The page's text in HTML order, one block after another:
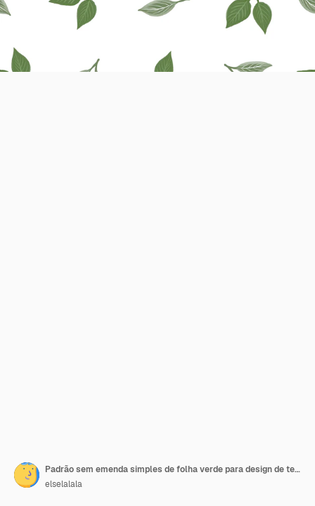
Padrão sem emenda simples de folha verde para design de tecido e plano de fundo
elselalala